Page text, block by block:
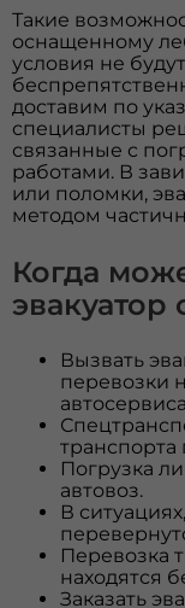
Такие
оснащенному
условия не
доставим по
специалисты
связанные с
работами. В
или поломки,
методом
Когда
эвакуатор
Вызвать
перевозки
Погрузка
автовоз.
В
Перевозка
находятся
Заказать